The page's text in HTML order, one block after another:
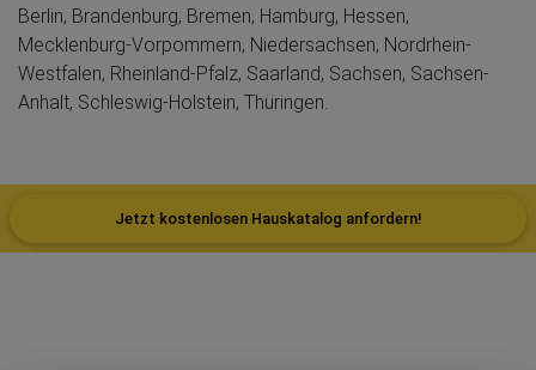
Berlin, Brandenburg, Bremen, Hamburg, Hessen,
Mecklenburg-Vorpommern, Niedersachsen, Nordrhein-
Westfalen, Rheinland-Pfalz, Saarland, Sachsen, Sachsen-
Anhalt, Schleswig-Holstein, Thüringen.
Jetzt kostenlosen Hauskatalog anfordern!